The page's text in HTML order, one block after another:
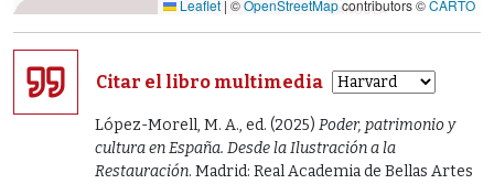
Leaflet | ©OpenStreetMapcontributors ©CARTO
Citar el libro multimedia
López-Morell, M. A., ed. (2025) Poder, patrimonio y
cultura en España. Desde la Ilustración a la
Restauración. Madrid: Real Academia de Bellas Artes